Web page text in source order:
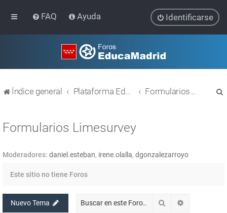
FAQ Ayuda Identificarse
Índice general Plataforma Educativa EducaMadrid Formularios Limesurvey
Formularios Limesurvey
Moderadores: daniel.esteban, irene.olalla, dgonzalezarroyo
Este sitio no tiene Foros
Nuevo Tema Buscar